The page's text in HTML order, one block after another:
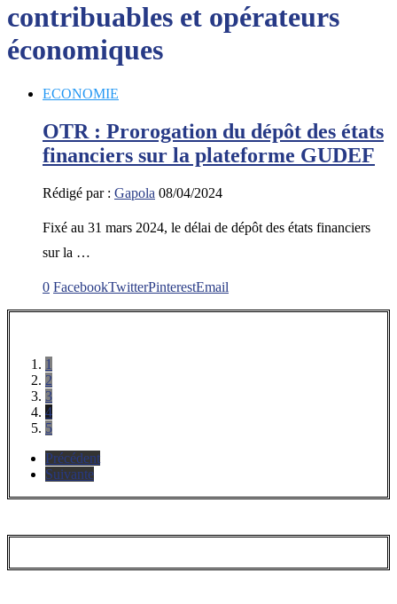
contribuables et opérateurs
économiques
ECONOMIE
OTR : Prorogation du dépôt des états
financiers sur la plateforme GUDEF
Rédigé par : Gapola 08/04/2024
Fixé au 31 mars 2024, le délai de dépôt des états financiers
sur la …
0 FacebookTwitterPinterestEmail
1
2
3
4
5
Précédent
Suivante